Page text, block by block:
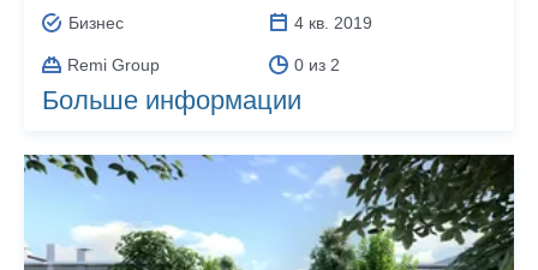
Бизнес 4 кв. 2019
Remi Group 0 из 2
Больше информации